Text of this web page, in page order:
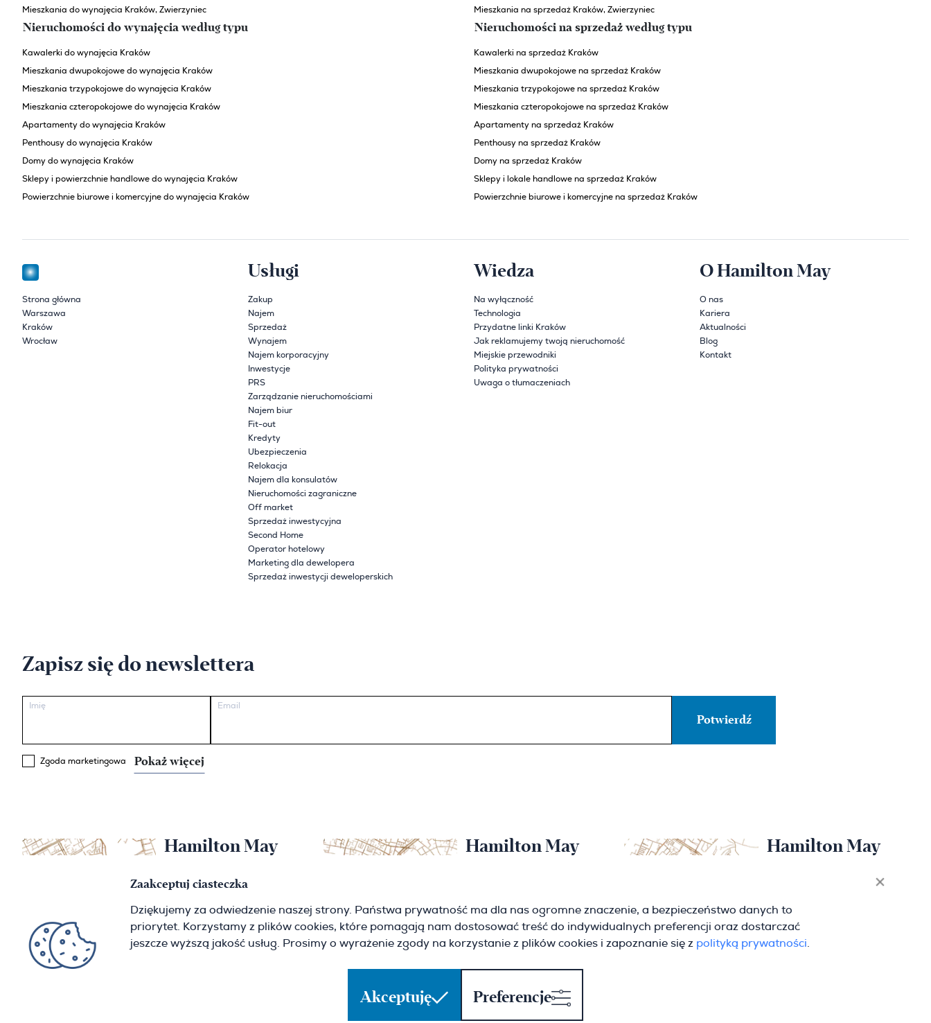
Mieszkania do wynajęcia Kraków, Zwierzyniec Mieszkania na sprzedaż Kraków, Zwierzyniec
Nieruchomości do wynajęcia według typu
Kawalerki do wynajęcia Kraków
Mieszkania dwupokojowe do wynajęcia Kraków
Mieszkania trzypokojowe do wynajęcia Kraków
Mieszkania czteropokojowe do wynajęcia Kraków
Apartamenty do wynajęcia Kraków
Penthousy do wynajęcia Kraków
Domy do wynajęcia Kraków
Sklepy i powierzchnie handlowe do wynajęcia Kraków
Powierzchnie biurowe i komercyjne do wynajęcia Kraków
Nieruchomości na sprzedaż według typu
Kawalerki na sprzedaż Kraków
Mieszkania dwupokojowe na sprzedaż Kraków
Mieszkania trzypokojowe na sprzedaż Kraków
Mieszkania czteropokojowe na sprzedaż Kraków
Apartamenty na sprzedaż Kraków
Penthousy na sprzedaż Kraków
Domy na sprzedaż Kraków
Sklepy i lokale handlowe na sprzedaż Kraków
Powierzchnie biurowe i komercyjne na sprzedaż Kraków
Strona główna
Warszawa
Kraków
Wrocław
Usługi
Zakup
Najem
Sprzedaż
Wynajem
Najem korporacyjny
Inwestycje
PRS
Zarządzanie nieruchomościami
Najem biur
Fit-out
Kredyty
Ubezpieczenia
Relokacja
Najem dla konsulatów
Nieruchomości zagraniczne
Off market
Sprzedaż inwestycyjna
Second Home
Operator hotelowy
Marketing dla dewelopera
Sprzedaż inwestycji deweloperskich
Wiedza
Na wyłączność
Technologia
Przydatne linki Kraków
Jak reklamujemy twoją nieruchomość
Miejskie przewodniki
Polityka prywatności
Uwaga o tłumaczeniach
O Hamilton May
O nas
Kariera
Aktualności
Blog
Kontakt
Zapisz się do newslettera
Imię Email
Zgoda marketingowa Pokaż więcej
Hamilton May
Warszawa
00-121 Warszawa
(+48) 22 428 16 15
warsaw@hamiltonmay.com
Hamilton May
31-117 Krakow
(+48) 12 426 51 26
krakow@hamiltonmay.com
Hamilton May
53-656 Wrocław
(+48) 71 727 19 76
wroclaw@hamiltonmay.com
Zaakceptuj ciasteczka
Dziękujemy za odwiedzenie naszej strony. Państwa prywatność ma dla nas ogromne znaczenie, a bezpieczeństwo danych to
priorytet. Korzystamy z plików cookies, które pomagają nam dostosować treść do indywidualnych preferencji oraz dostarczać
jeszcze wyższą jakość usług. Prosimy o wyrażenie zgody na korzystanie z plików cookies i zapoznanie się z polityką prywatności
Akceptuję Preferencje